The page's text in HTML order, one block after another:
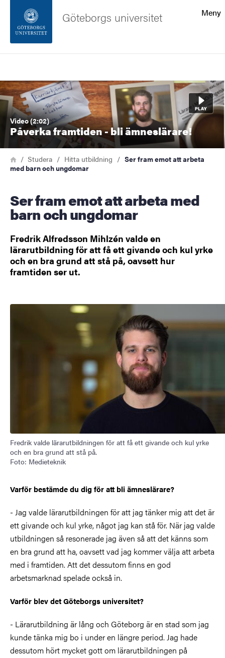
Sidfoten
Om webbplatsen
Meny
Göteborgs universitet
Video (2:02)
Påverka framtiden - bli ämneslärare!
Bild
Länkstig
HemStudera Hitta utbildning
Ser fram emot att arbeta
med barn och ungdomar
Ser fram emot att arbeta med
barn och ungdomar
Fredrik Alfredsson Mihlzén valde en
lärarutbildning för att få ett givande och kul yrke
och en bra grund att stå på, oavsett hur
framtiden ser ut.
Bild
Fredrik valde lärarutbildningen för att få ett givande och kul yrke
och en bra grund att stå på.
Foto: Medieteknik
Varför bestämde du dig för att bli ämneslärare?
- Jag valde lärarutbildningen för att jag tänker mig att det är
ett givande och kul yrke, något jag kan stå för. När jag valde
utbildningen så resonerade jag även så att det känns som
en bra grund att ha, oavsett vad jag kommer välja att arbeta
med i framtiden. Att det dessutom finns en god
arbetsmarknad spelade också in.
Varför blev det Göteborgs universitet?
- Lärarutbildning är lång och Göteborg är en stad som jag
kunde tänka mig bo i under en längre period. Jag hade
dessutom hört mycket gott om lärarutbildningen på